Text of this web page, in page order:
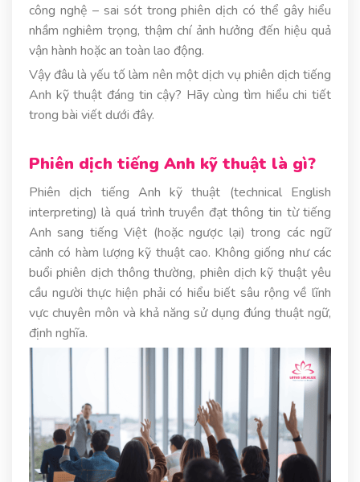
công nghệ – sai sót trong phiên dịch có thể gây hiểu
nhầm nghiêm trọng, thậm chí ảnh hưởng đến hiệu quả
vận hành hoặc an toàn lao động.
Vậy đâu là yếu tố làm nên một dịch vụ phiên dịch tiếng
Anh kỹ thuật đáng tin cậy? Hãy cùng tìm hiểu chi tiết
trong bài viết dưới đây.
Phiên dịch tiếng Anh kỹ thuật là gì?
Phiên dịch tiếng Anh kỹ thuật (technical English
interpreting) là quá trình truyền đạt thông tin từ tiếng
Anh sang tiếng Việt (hoặc ngược lại) trong các ngữ
cảnh có hàm lượng kỹ thuật cao. Không giống như các
buổi phiên dịch thông thường, phiên dịch kỹ thuật yêu
cầu người thực hiện phải có hiểu biết sâu rộng về lĩnh
vực chuyên môn và khả năng sử dụng đúng thuật ngữ,
định nghĩa.